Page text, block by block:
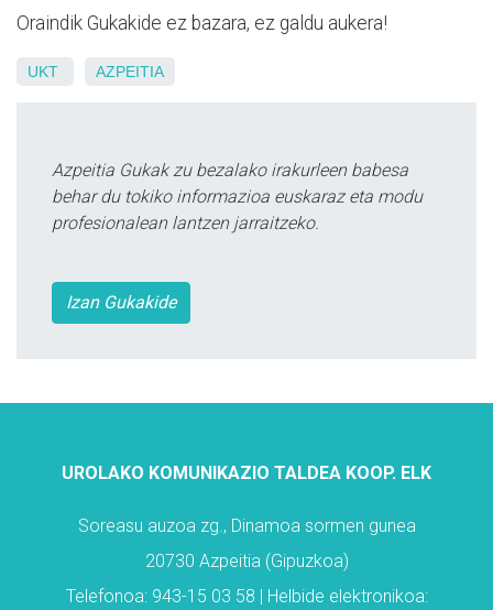
Oraindik Gukakide ez bazara, ez galdu aukera!
UKT AZPEITIA
Azpeitia Gukak zu bezalako irakurleen babesa
behar du tokiko informazioa euskaraz eta modu
profesionalean lantzen jarraitzeko.
Izan Gukakide
UROLAKO KOMUNIKAZIO TALDEA KOOP. ELK
Soreasu auzoa zg., Dinamoa sormen gunea
20730 Azpeitia (Gipuzkoa)
Telefonoa: 943-15 03 58 | Helbide elektronikoa: